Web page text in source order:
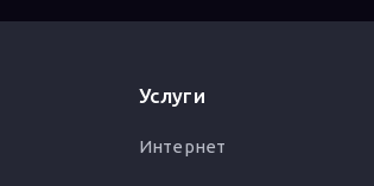
Услуги
Интернет